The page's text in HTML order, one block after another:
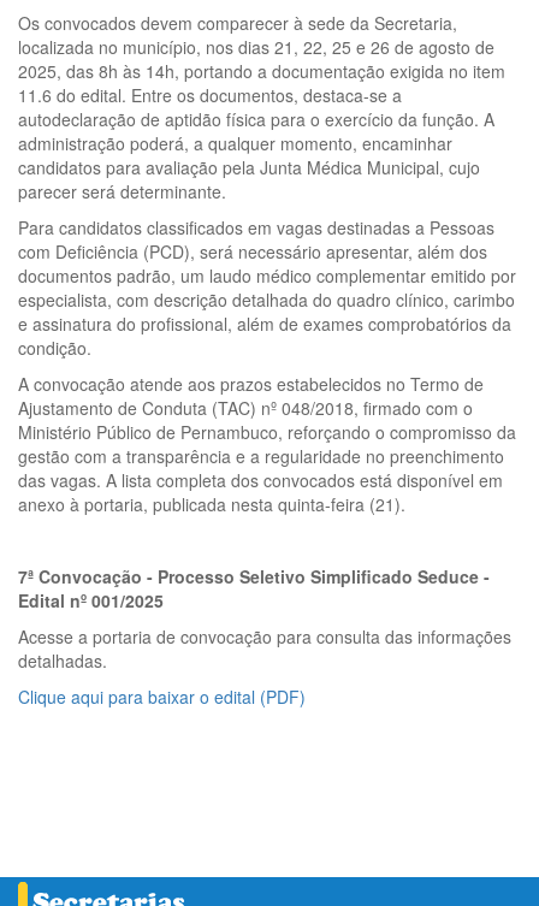
Os convocados devem comparecer à sede da Secretaria,
localizada no município, nos dias 21, 22, 25 e 26 de agosto de
2025, das 8h às 14h, portando a documentação exigida no item
11.6 do edital. Entre os documentos, destaca-se a
autodeclaração de aptidão física para o exercício da função. A
administração poderá, a qualquer momento, encaminhar
candidatos para avaliação pela Junta Médica Municipal, cujo
parecer será determinante.
Para candidatos classificados em vagas destinadas a Pessoas
com Deficiência (PCD), será necessário apresentar, além dos
documentos padrão, um laudo médico complementar emitido por
especialista, com descrição detalhada do quadro clínico, carimbo
e assinatura do profissional, além de exames comprobatórios da
condição.
A convocação atende aos prazos estabelecidos no Termo de
Ajustamento de Conduta (TAC) nº 048/2018, firmado com o
Ministério Público de Pernambuco, reforçando o compromisso da
gestão com a transparência e a regularidade no preenchimento
das vagas. A lista completa dos convocados está disponível em
anexo à portaria, publicada nesta quinta-feira (21).
7ª Convocação - Processo Seletivo Simplificado Seduce -
Edital nº 001/2025
Acesse a portaria de convocação para consulta das informações
detalhadas.
Clique aqui para baixar o edital (PDF)